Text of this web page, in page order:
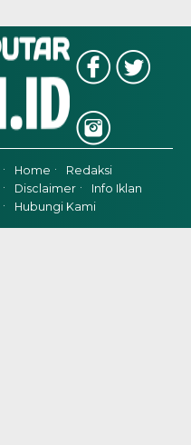
Home
Redaksi
Disclaimer
Info Iklan
Hubungi Kami